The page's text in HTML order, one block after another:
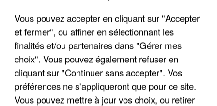
Trois personnes ont été placées en garde à vue.
Vous pouvez accepter en cliquant sur "Accepter
et fermer", ou affiner en sélectionnant les
finalités et/ou partenaires dans "Gérer mes
choix". Vous pouvez également refuser en
cliquant sur "Continuer sans accepter". Vos
préférences ne s'appliqueront que pour ce site.
Vous pouvez mettre à jour vos choix, ou retirer